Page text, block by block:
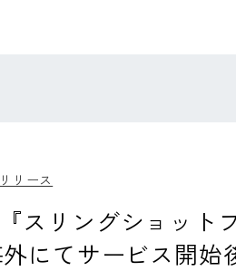
リース
スリングショット
にてサービス開